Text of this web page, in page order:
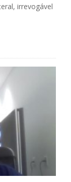
irrevogável